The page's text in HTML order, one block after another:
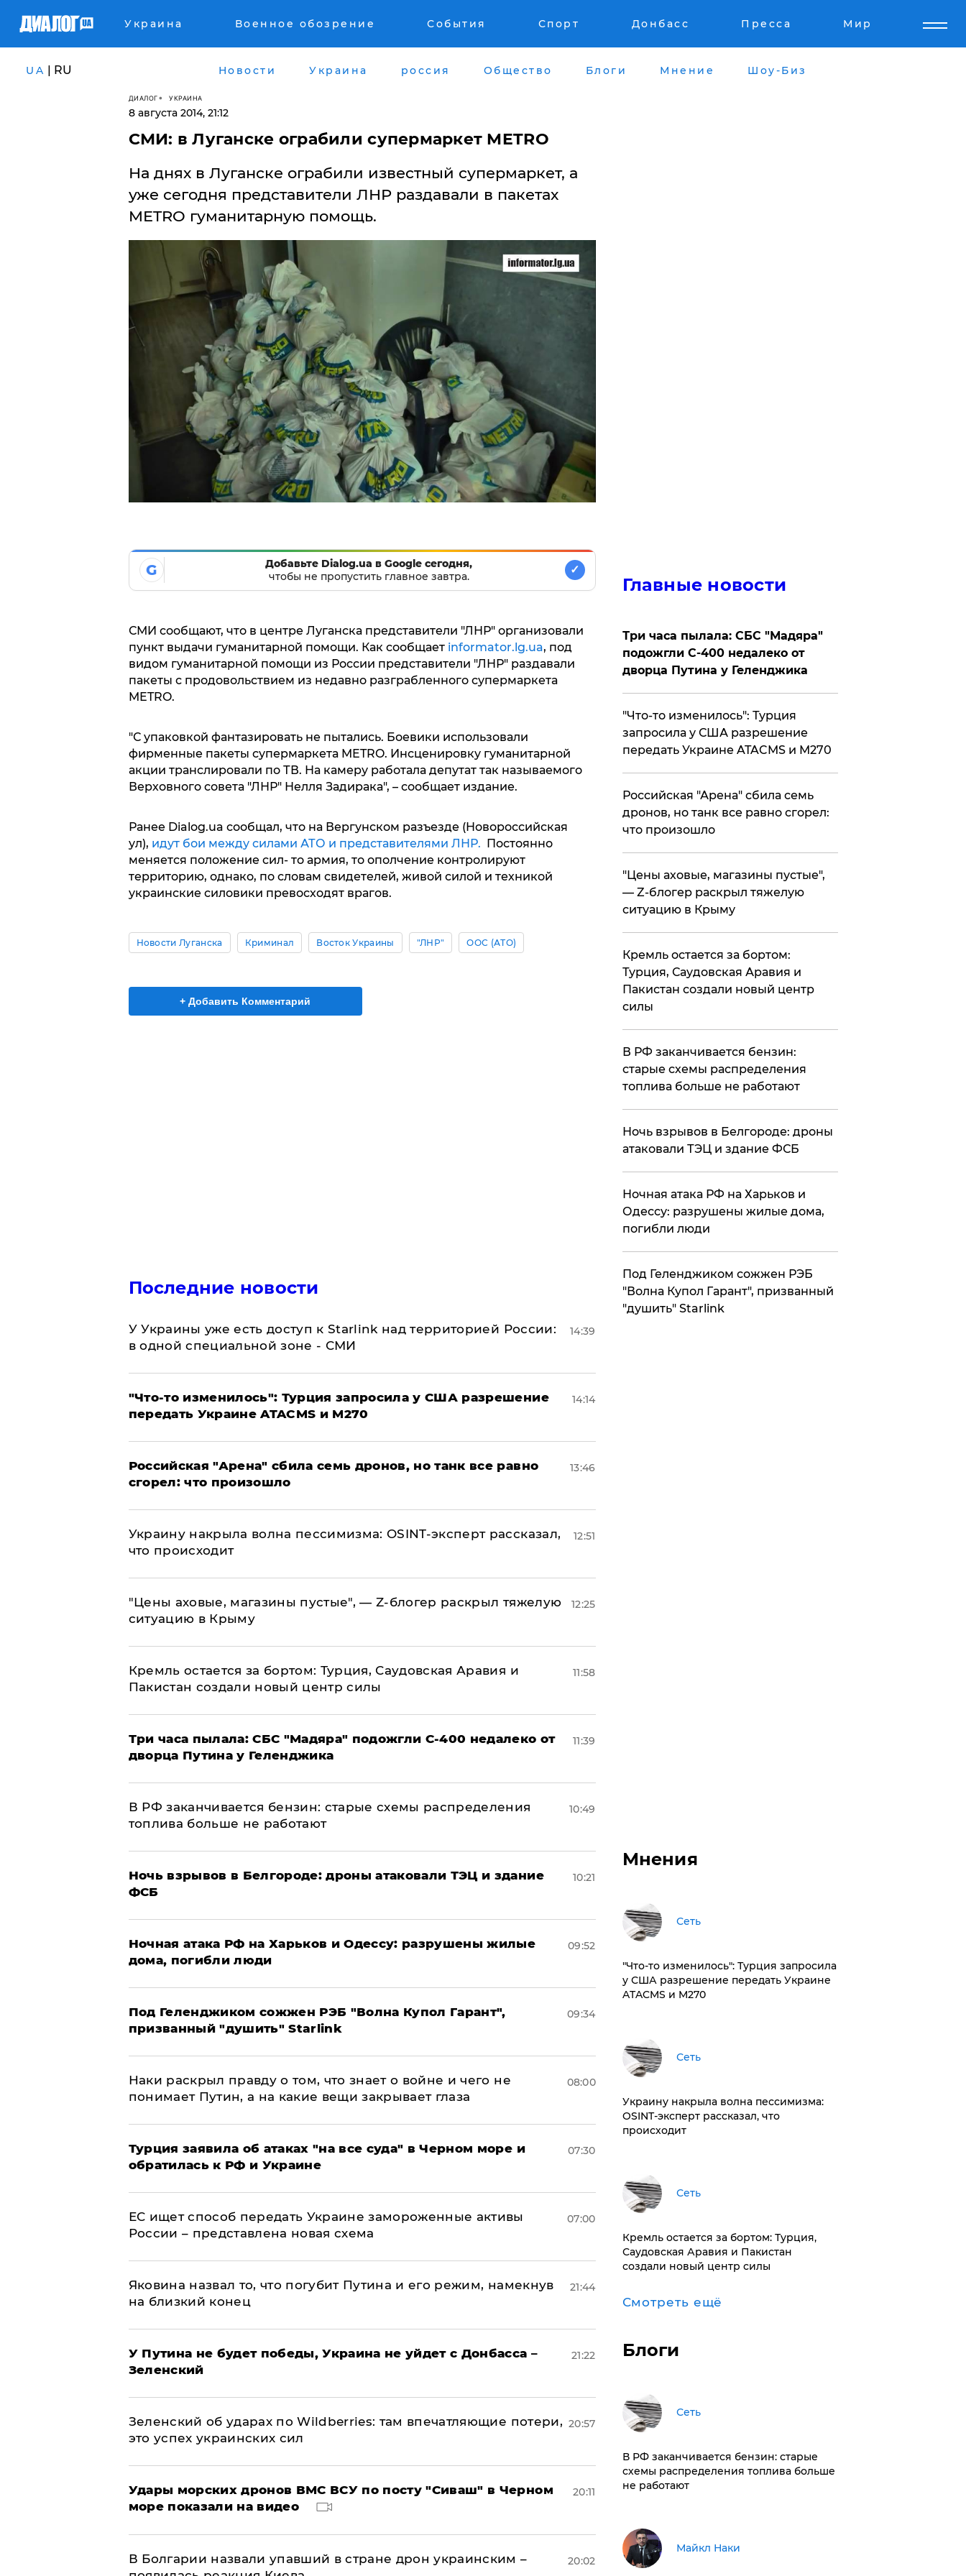
Украина Военное обозрение События Спорт Донбасс Пресса Мир
UA | RU Новости Украина россия Общество Блоги Мнение Шоу-Биз
ДИАЛОГ УКРАИНА
8 августа 2014, 21:12
СМИ: в Луганске ограбили супермаркет METRO
На днях в Луганске ограбили известный супермаркет, а
уже сегодня представители ЛНР раздавали в пакетах
METRO гуманитарную помощь.
G
Добавьте Dialog.ua в Google сегодня,
чтобы не пропустить главное завтра.
✓
СМИ сообщают, что в центре Луганска представители "ЛНР" организовали
пункт выдачи гуманитарной помощи. Как сообщает informator.lg.ua, под
видом гуманитарной помощи из России представители "ЛНР" раздавали
пакеты с продовольствием из недавно разграбленного супермаркета
METRO.
"С упаковкой фантазировать не пытались. Боевики использовали
фирменные пакеты супермаркета METRO. Инсценировку гуманитарной
акции транслировали по ТВ. На камеру работала депутат так называемого
Верховного совета "ЛНР" Нелля Задирака", – сообщает издание.
Ранее Dialog.ua сообщал, что на Вергунском разъезде (Новороссийская
ул), идут бои между силами АТО и представителями ЛНР. Постоянно
меняется положение сил- то армия, то ополчение контролируют
территорию, однако, по словам свидетелей, живой силой и техникой
украинские силовики превосходят врагов.
Новости Луганска Криминал Восток Украины "ЛНР" ООС (АТО)
+ Добавить Комментарий
Последние новости
У Украины уже есть доступ к Starlink над территорией России:
в одной специальной зоне - СМИ
14:39
​"Что-то изменилось": Турция запросила у США разрешение
передать Украине ATACMS и M270
14:14
​Российская "Арена" сбила семь дронов, но танк все равно
сгорел: что произошло
13:46
​Украину накрыла волна пессимизма: OSINT-эксперт рассказал,
что происходит
12:51
​"Цены аховые, магазины пустые", — Z-блогер раскрыл тяжелую
ситуацию в Крыму
12:25
​Кремль остается за бортом: Турция, Саудовская Аравия и
Пакистан создали новый центр силы
11:58
Три часа пылала: СБС "Мадяра" подожгли С-400 недалеко от
дворца Путина у Геленджика
11:39
​В РФ заканчивается бензин: старые схемы распределения
топлива больше не работают
10:49
​Ночь взрывов в Белгороде: дроны атаковали ТЭЦ и здание
ФСБ
10:21
​Ночная атака РФ на Харьков и Одессу: разрушены жилые
дома, погибли люди
09:52
Под Геленджиком сожжен РЭБ "Волна Купол Гарант",
призванный "душить" Starlink
09:34
Наки раскрыл правду о том, что знает о войне и чего не
понимает Путин, а на какие вещи закрывает глаза
08:00
Турция заявила об атаках "на все суда" в Черном море и
обратилась к РФ и Украине
07:30
ЕС ищет способ передать Украине замороженные активы
России – представлена новая схема
07:00
Яковина назвал то, что погубит Путина и его режим, намекнув
на близкий конец
21:44
У Путина не будет победы, Украина не уйдет с Донбасса –
Зеленский
21:22
Зеленский об ударах по Wildberries: там впечатляющие потери,
это успех украинских сил
20:57
Удары морских дронов ВМС ВСУ по посту "Сиваш" в Черном
море показали на видео
20:11
В Болгарии назвали упавший в стране дрон украинским –
20:02
Главные новости
Три часа пылала: СБС "Мадяра"
подожгли С-400 недалеко от
дворца Путина у Геленджика
​"Что-то изменилось": Турция
запросила у США разрешение
передать Украине ATACMS и M270
​Российская "Арена" сбила семь
дронов, но танк все равно сгорел:
что произошло
​"Цены аховые, магазины пустые",
— Z-блогер раскрыл тяжелую
ситуацию в Крыму
​Кремль остается за бортом:
Турция, Саудовская Аравия и
Пакистан создали новый центр
силы
​В РФ заканчивается бензин:
старые схемы распределения
топлива больше не работают
​Ночь взрывов в Белгороде: дроны
атаковали ТЭЦ и здание ФСБ
​Ночная атака РФ на Харьков и
Одессу: разрушены жилые дома,
погибли люди
Под Геленджиком сожжен РЭБ
"Волна Купол Гарант", призванный
"душить" Starlink
Мнения
Сеть
​"Что-то изменилось": Турция запросила
у США разрешение передать Украине
ATACMS и M270
Сеть
​Украину накрыла волна пессимизма:
OSINT-эксперт рассказал, что
происходит
Сеть
​Кремль остается за бортом: Турция,
Саудовская Аравия и Пакистан
создали новый центр силы
Смотреть ещё
Блоги
Сеть
​В РФ заканчивается бензин: старые
схемы распределения топлива больше
не работают
Майкл Наки